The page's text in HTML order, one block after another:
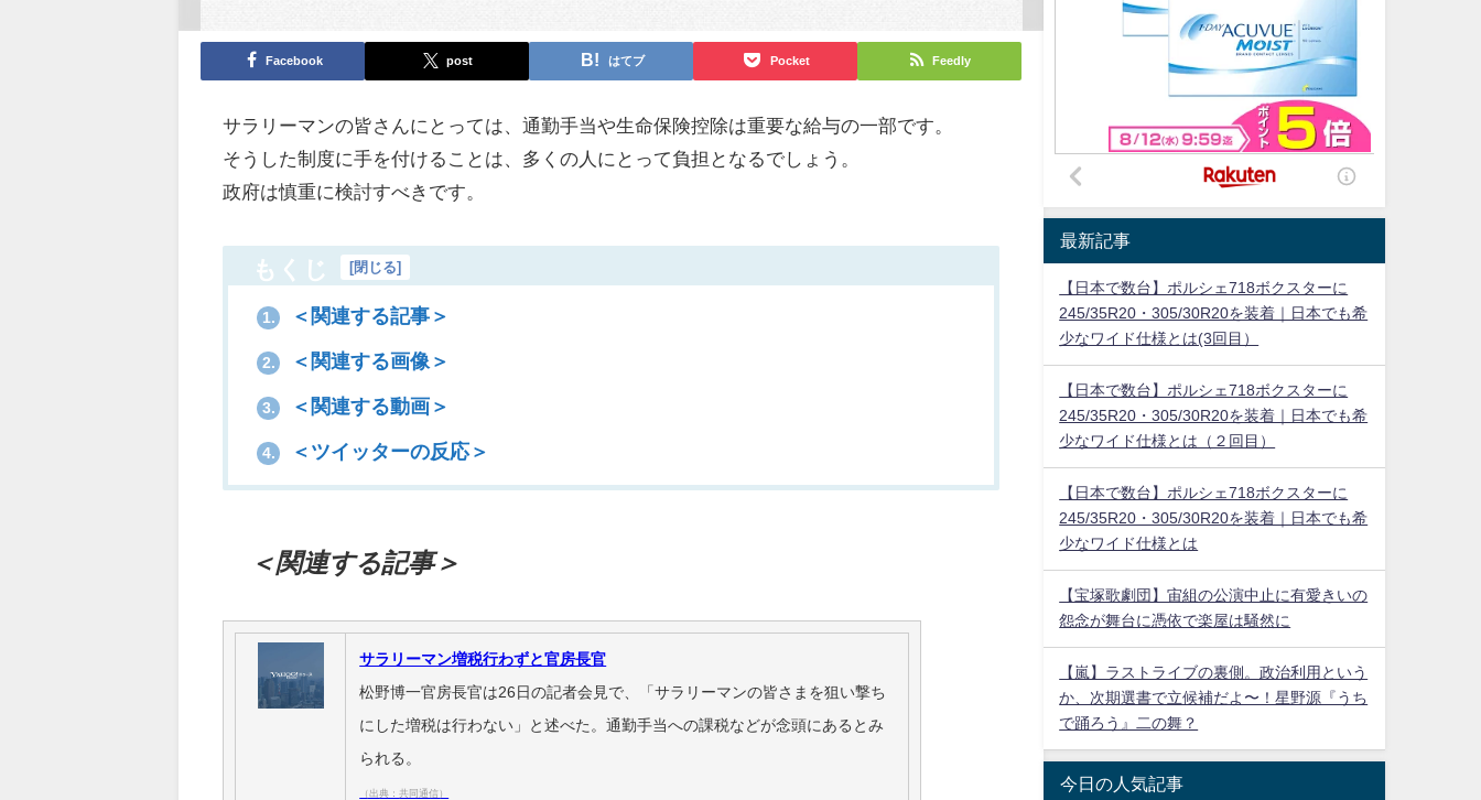
Facebook post はてブ Pocket Feedly
サラリーマンの皆さんにとっては、通勤手当や生命保険控除は重要な給与の一部です。
そうした制度に手を付けることは、多くの人にとって負担となるでしょう。
政府は慎重に検討すべきです。
もくじ [閉じる]
1. ＜関連する記事＞
2. ＜関連する画像＞
3. ＜関連する動画＞
4. ＜ツイッターの反応＞
＜関連する記事＞
サラリーマン増税行わずと官房長官
松野博一官房長官は26日の記者会見で、「サラリーマンの皆さまを狙い撃ち
にした増税は行わない」と述べた。通勤手当への課税などが念頭にあるとみ
られる。
（出典：共同通信）
最新記事
【日本で数台】ポルシェ718ボクスターに
245/35R20・305/30R20を装着｜日本でも希
少なワイド仕様とは(3回目）
【日本で数台】ポルシェ718ボクスターに
245/35R20・305/30R20を装着｜日本でも希
少なワイド仕様とは（２回目）
【日本で数台】ポルシェ718ボクスターに
245/35R20・305/30R20を装着｜日本でも希
少なワイド仕様とは
【宝塚歌劇団】宙組の公演中止に有愛きいの
怨念が舞台に憑依で楽屋は騒然に
【嵐】ラストライブの裏側。政治利用という
か、次期選書で立候補だよ〜！星野源『うち
で踊ろう』二の舞？
今日の人気記事